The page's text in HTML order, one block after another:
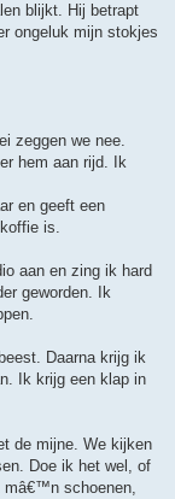
blijkt. Hij betrapt
ongeluk mijn stokjes
zeggen we nee.
hem aan rijd. Ik
en geeft een
is.
aan en zing ik hard
geworden. Ik
Daarna krijg ik
Ik krijg een klap in
de mijne. We kijken
Doe ik het wel, of
mâ€™n schoenen,